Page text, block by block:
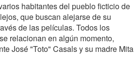
habitantes del pueblo ficticio de
que buscan alejarse de su
de las películas. Todos los
relacionan en algún momento,
José "Toto" Casals y su madre Mita